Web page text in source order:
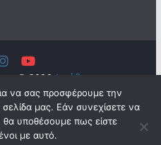
© 2026 Διεύθυνση
Αρκαδίας. Τα πνευματικά
Κατασκευασμένο με
να σας προσφέρουμε την
μας. Εάν συνεχίσετε να
θα υποθέσουμε πως είστε
με αυτό.